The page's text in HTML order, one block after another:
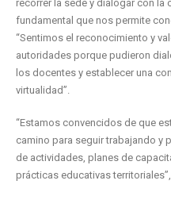
recorrer la sede y dialogar con
fundamental que nos permite
“Sentimos el reconocimiento y
autoridades porque pudieron
los docentes y establecer una
virtualidad”.
“Estamos convencidos de que
camino para seguir trabajando y
de actividades, planes de
prácticas educativas